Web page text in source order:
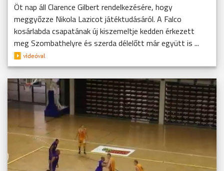
Öt nap áll Clarence Gilbert rendelkezésére, hogy
meggyőzze Nikola Lazicot játéktudásáról. A Falco
kosárlabda csapatának új kiszemeltje kedden érkezett
meg Szombathelyre és szerda délelőtt már együtt is ...